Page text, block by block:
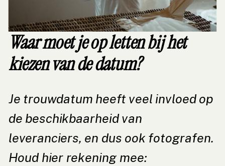
Waar moet je op letten bij het
kiezen van de datum?
Je trouwdatum heeft veel invloed op
de beschikbaarheid van
leveranciers, en dus ook fotografen.
Houd hier rekening mee: